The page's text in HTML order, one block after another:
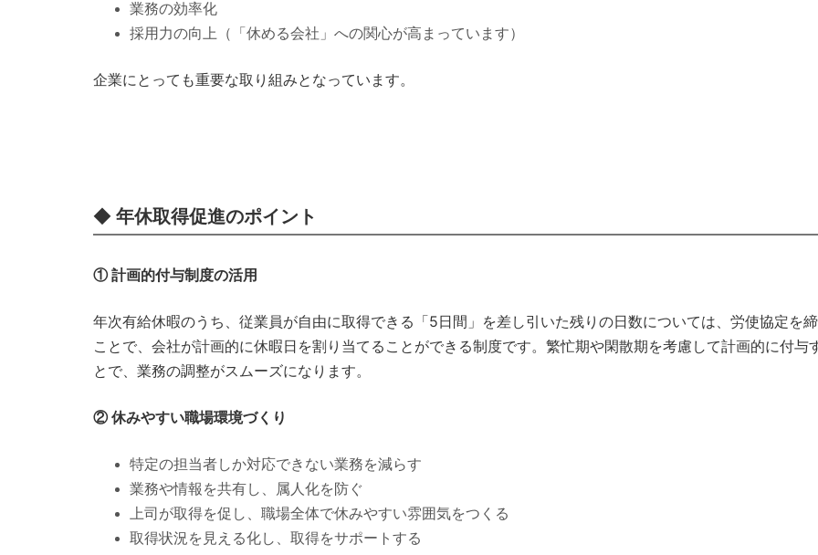
業務の効率化
採用力の向上（「休める会社」への関心が高まっています）
企業にとっても重要な取り組みとなっています。
◆ 年休取得促進のポイント
① 計画的付与制度の活用
年次有給休暇のうち、従業員が自由に取得できる「5日間」を差し引いた残りの日数については、労使協定を
ことで、会社が計画的に休暇日を割り当てることができる制度です。繁忙期や閑散期を考慮して計画的に付与
とで、業務の調整がスムーズになります。
② 休みやすい職場環境づくり
特定の担当者しか対応できない業務を減らす
業務や情報を共有し、属人化を防ぐ
上司が取得を促し、職場全体で休みやすい雰囲気をつくる
取得状況を見える化し、取得をサポートする